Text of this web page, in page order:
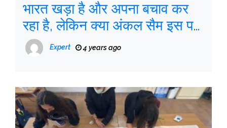
भारत खड़ा है और अपना बचाव कर
रहा है, लेकिन क्या अंकल सैम इस पर
ध्यान दे रहे हैं?
Expert 4 years ago